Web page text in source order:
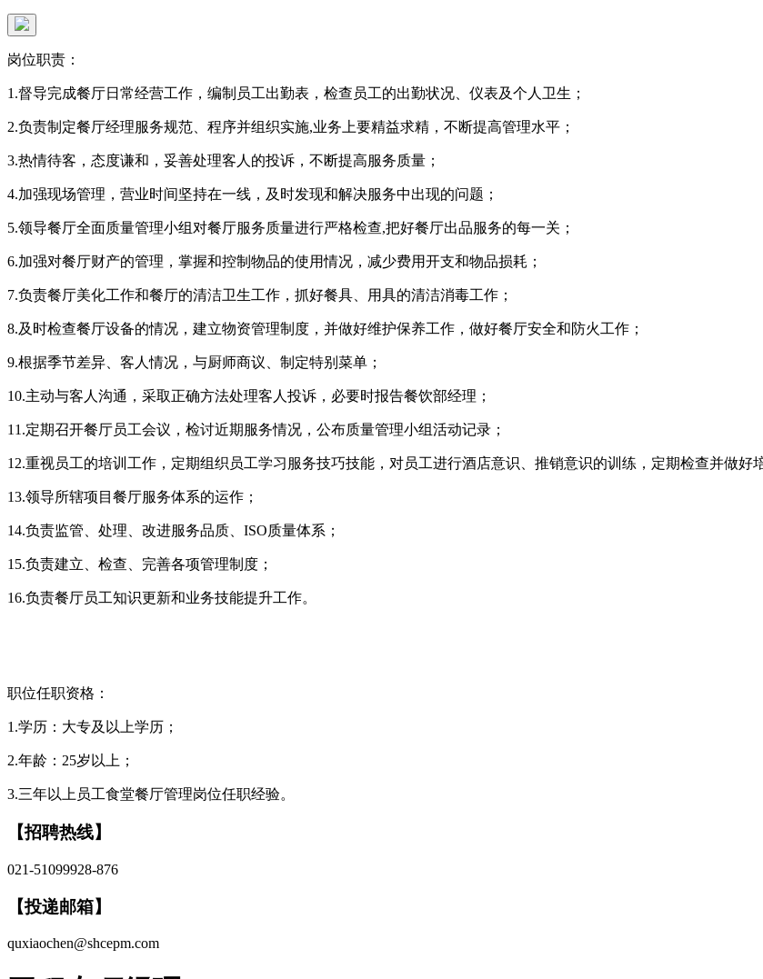
岗位职责：
1.督导完成餐厅日常经营工作，编制员工出勤表，检查员工的出勤状况、仪表及个人卫生；
2.负责制定餐厅经理服务规范、程序并组织实施,业务上要精益求精，不断提高管理水平；
3.热情待客，态度谦和，妥善处理客人的投诉，不断提高服务质量；
4.加强现场管理，营业时间坚持在一线，及时发现和解决服务中出现的问题；
5.领导餐厅全面质量管理小组对餐厅服务质量进行严格检查,把好餐厅出品服务的每一关；
6.加强对餐厅财产的管理，掌握和控制物品的使用情况，减少费用开支和物品损耗；
7.负责餐厅美化工作和餐厅的清洁卫生工作，抓好餐具、用具的清洁消毒工作；
8.及时检查餐厅设备的情况，建立物资管理制度，并做好维护保养工作，做好餐厅安全和防火工作；
9.根据季节差异、客人情况，与厨师商议、制定特别菜单；
10.主动与客人沟通，采取正确方法处理客人投诉，必要时报告餐饮部经理；
11.定期召开餐厅员工会议，检讨近期服务情况，公布质量管理小组活动记录；
12.重视员工的培训工作，定期组织员工学习服务技巧技能，对员工进行酒店意识、推销意识的训练，定期检查并做好
13.领导所辖项目餐厅服务体系的运作；
14.负责监管、处理、改进服务品质、ISO质量体系；
15.负责建立、检查、完善各项管理制度；
16.负责餐厅员工知识更新和业务技能提升工作。
职位任职资格：
1.学历：大专及以上学历；
2.年龄：25岁以上；
3.三年以上员工食堂餐厅管理岗位任职经验。
【招聘热线】
021-51099928-876
【投递邮箱】
quxiaochen@shcepm.com